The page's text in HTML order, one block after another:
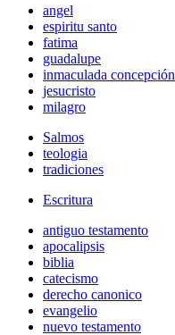
angel
espiritu santo
fatima
guadalupe
inmaculada concepción
jesucristo
milagro
Salmos
teologia
tradiciones
Escritura
antiguo testamento
apocalipsis
biblia
catecismo
derecho canonico
evangelio
nuevo testamento